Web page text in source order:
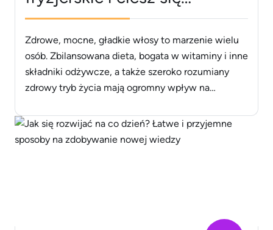
pięknymi i zdrowymi
włosami!
Zdrowe, mocne, gładkie włosy to marzenie wielu
osób. Zbilansowana dieta, bogata w witaminy i inne
składniki odżywcze, a także szeroko rozumiany
zdrowy tryb życia mają ogromny wpływ na
gładkie włosy to marzenie wielu osób.
Zbilansowana dieta, bogata w witaminy i inne